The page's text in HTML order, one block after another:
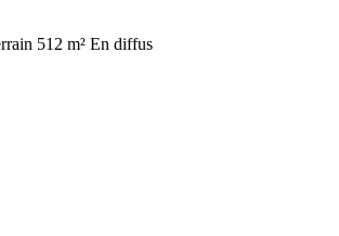
512 m² En diffus